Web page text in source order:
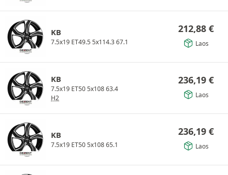
KB
7.5x19 ET49.5 5x114.3 67.1
212,88 €
Laos
KB
7.5x19 ET50 5x108 63.4
H2
236,19 €
Laos
KB
7.5x19 ET50 5x108 65.1
236,19 €
Laos